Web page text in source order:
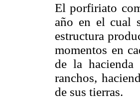
El porfiriato
año en el cual
estructura
momentos en
de la
ranchos,
de sus tierras.